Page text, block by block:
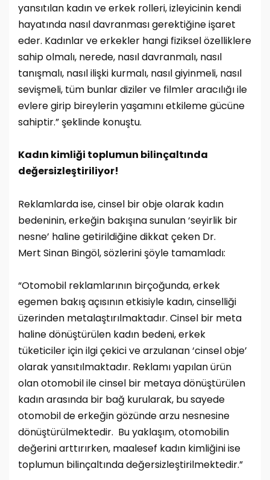
yansıtılan kadın ve erkek rolleri, izleyicinin kendi
hayatında nasıl davranması gerektiğine işaret
eder. Kadınlar ve erkekler hangi fiziksel özelliklere
sahip olmalı, nerede, nasıl davranmalı, nasıl
tanışmalı, nasıl ilişki kurmalı, nasıl giyinmeli, nasıl
sevişmeli, tüm bunlar diziler ve filmler aracılığı ile
evlere girip bireylerin yaşamını etkileme gücüne
sahiptir.” şeklinde konuştu.
Kadın kimliği toplumun bilinçaltında
değersizleştiriliyor!
Reklamlarda ise, cinsel bir obje olarak kadın
bedeninin, erkeğin bakışına sunulan ‘seyirlik bir
nesne’ haline getirildiğine dikkat çeken Dr.
Mert Sinan Bingöl, sözlerini şöyle tamamladı:
“Otomobil reklamlarının birçoğunda, erkek
egemen bakış açısının etkisiyle kadın, cinselliği
üzerinden metalaştırılmaktadır. Cinsel bir meta
haline dönüştürülen kadın bedeni, erkek
tüketiciler için ilgi çekici ve arzulanan ‘cinsel obje’
olarak yansıtılmaktadır. Reklamı yapılan ürün
olan otomobil ile cinsel bir metaya dönüştürülen
kadın arasında bir bağ kurularak, bu sayede
otomobil de erkeğin gözünde arzu nesnesine
dönüştürülmektedir. Bu yaklaşım, otomobilin
değerini arttırırken, maalesef kadın kimliğini ise
toplumun bilinçaltında değersizleştirilmektedir.”